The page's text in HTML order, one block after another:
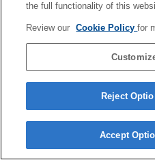
the full functionality of this
Review our Cookie Policyfor
Reject
Accept